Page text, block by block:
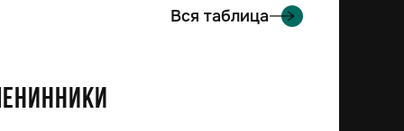
Вся таблица